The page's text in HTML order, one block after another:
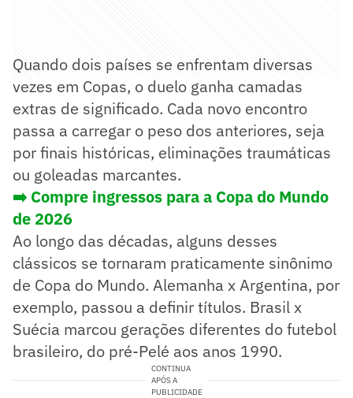
Quando dois países se enfrentam diversas
vezes em Copas, o duelo ganha camadas
extras de significado. Cada novo encontro
passa a carregar o peso dos anteriores, seja
por finais históricas, eliminações traumáticas
ou goleadas marcantes.
➡️ Compre ingressos para a Copa do Mundo
de 2026
Ao longo das décadas, alguns desses
clássicos se tornaram praticamente sinônimo
de Copa do Mundo. Alemanha x Argentina, por
exemplo, passou a definir títulos. Brasil x
Suécia marcou gerações diferentes do futebol
brasileiro, do pré-Pelé aos anos 1990.
CONTINUA
APÓS A
PUBLICIDADE